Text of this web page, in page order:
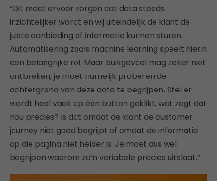
“Dit moet ervoor zorgen dat data steeds
inzichtelijker wordt en wij uiteindelijk de klant de
juiste aanbieding of informatie kunnen sturen.
Automatisering zoals machine learning speelt hierin
een belangrijke rol. Maar buikgevoel mag zeker niet
ontbreken, je moet namelijk proberen de
achtergrond van deze data te begrijpen. Stel er
wordt heel vaak op één button geklikt, wat zegt dat
nou precies? Is dat omdat de klant de customer
journey niet goed begrijpt of omdat de informatie
op die pagina niet helder is. Je moet dus wel
begrijpen waarom zo’n variabele precies uitslaat.”